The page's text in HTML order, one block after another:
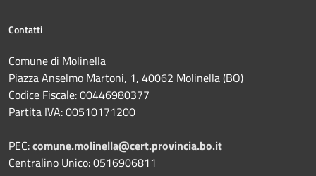
Contatti
Comune di Molinella
Piazza Anselmo Martoni, 1, 40062 Molinella (BO)
Codice Fiscale: 00446980377
Partita IVA: 00510171200
PEC:comune.molinella@cert.provincia.bo.it
Centralino Unico: 0516906811